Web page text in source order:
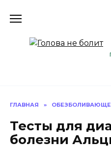
ГЛАВНАЯ »
Тесты для
болезни